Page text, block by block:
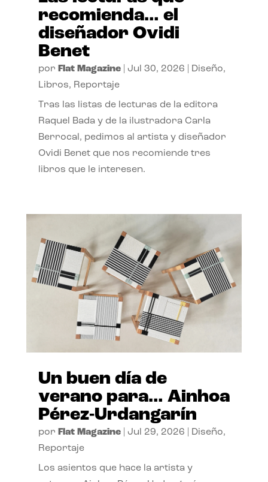
recomienda… el
diseñador Ovidi
Benet
por Flat Magazine| Jul 30, 2026 Diseño,
Libros, Reportaje
Tras las listas de lecturas de la editora
Raquel Bada y de la ilustradora Carla
Berrocal, pedimos al artista y diseñador
Ovidi Benet que nos recomiende tres
libros que le interesen.
Un buen día de
verano para… Ainhoa
Pérez-Urdangarín
por Flat Magazine| Jul 29, 2026 Diseño,
Reportaje
Los asientos que hace la artista y